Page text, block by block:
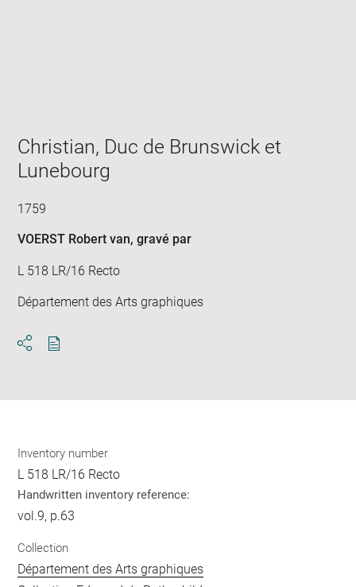
window
Christian, Duc de Brunswick et
Lunebourg
1759
VOERST Robert van, gravé par
L 518 LR/16 Recto
Département des Arts graphiques
Inventory number
L 518 LR/16 Recto
Handwritten inventory reference:
vol.9, p.63
Collection
Département des Arts graphiques